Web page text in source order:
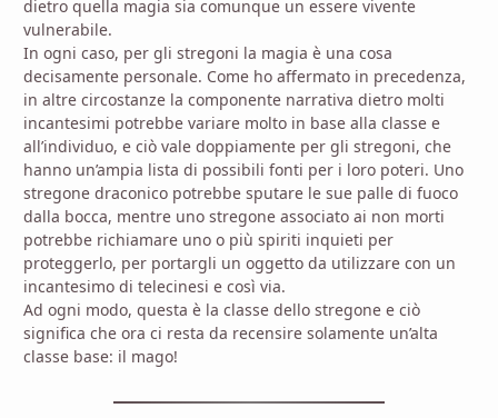
dietro quella magia sia comunque un essere vivente
vulnerabile.
In ogni caso, per gli stregoni la magia è una cosa
decisamente personale. Come ho affermato in precedenza,
in altre circostanze la componente narrativa dietro molti
incantesimi potrebbe variare molto in base alla classe e
all’individuo, e ciò vale doppiamente per gli stregoni, che
hanno un’ampia lista di possibili fonti per i loro poteri. Uno
stregone draconico potrebbe sputare le sue palle di fuoco
dalla bocca, mentre uno stregone associato ai non morti
potrebbe richiamare uno o più spiriti inquieti per
proteggerlo, per portargli un oggetto da utilizzare con un
incantesimo di telecinesi e così via.
Ad ogni modo, questa è la classe dello stregone e ciò
significa che ora ci resta da recensire solamente un’alta
classe base: il mago!